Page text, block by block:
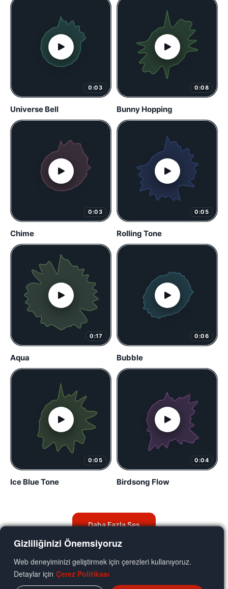
Gizliliğinizi Önemsiyoruz
Web deneyiminizi geliştirmek için çerezleri kullanıyoruz.
Detaylar için Çerez Politikası
0:03
Universe Bell
0:08
Bunny Hopping
0:03
Chime
0:05
Rolling Tone
0:17
Aqua
0:06
Bubble
0:05
Ice Blue Tone
0:04
Birdsong Flow
Daha Fazla Ses